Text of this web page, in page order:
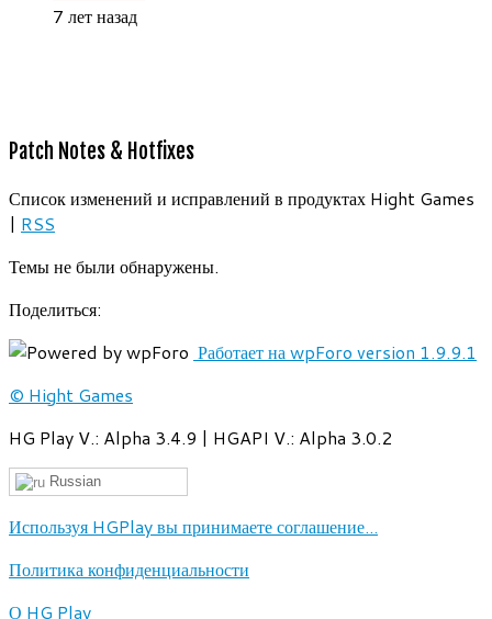
7 лет назад
Patch Notes & Hotfixes
Список изменений и исправлений в продуктах Hight Games
| RSS
Темы не были обнаружены.
Поделиться:
Работает на wpForo version 1.9.9.1
© Hight Games
HG Play V.: Alpha 3.4.9 | HGAPI V.: Alpha 3.0.2
Russian
Используя HGPlay вы принимаете соглашение...
Политика конфиденциальности
О HG Play